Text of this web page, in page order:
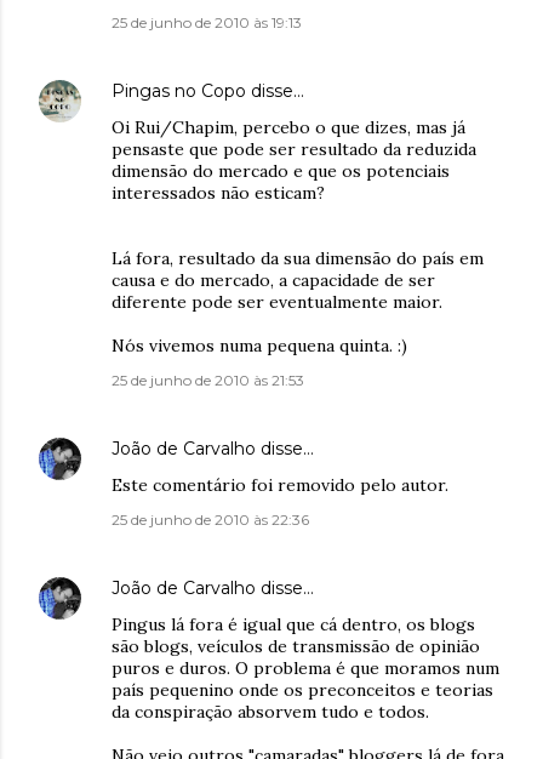
25 de junho de 2010 às 19:13
Pingas no Copo disse…
Oi Rui/Chapim, percebo o que dizes, mas já
pensaste que pode ser resultado da reduzida
dimensão do mercado e que os potenciais
interessados não esticam?
Lá fora, resultado da sua dimensão do país em
causa e do mercado, a capacidade de ser
diferente pode ser eventualmente maior.
Nós vivemos numa pequena quinta. :)
25 de junho de 2010 às 21:53
João de Carvalho disse…
Este comentário foi removido pelo autor.
25 de junho de 2010 às 22:36
João de Carvalho disse…
Pingus lá fora é igual que cá dentro, os blogs
são blogs, veículos de transmissão de opinião
puros e duros. O problema é que moramos num
país pequenino onde os preconceitos e teorias
da conspiração absorvem tudo e todos.